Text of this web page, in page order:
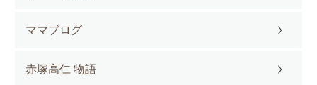
ママブログ
赤塚高仁 物語